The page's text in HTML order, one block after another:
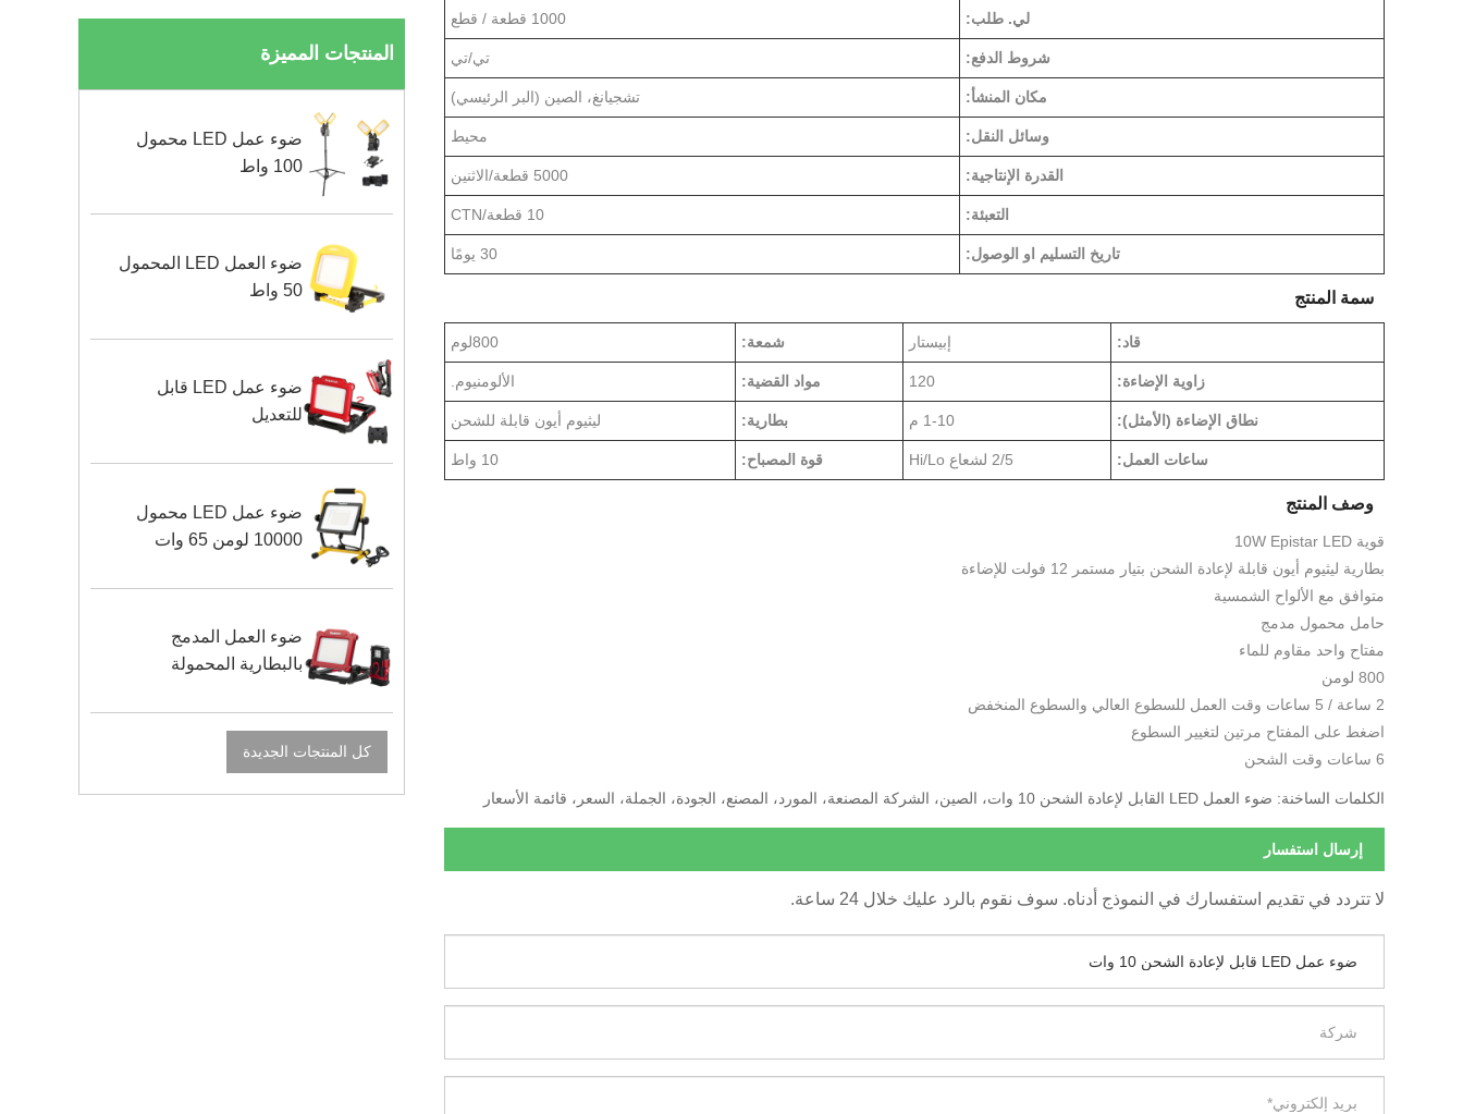
المنتجات المميزة
ضوء عمل LED محمول
100 واط
ضوء العمل LED المحمول
50 واط
ضوء عمل LED قابل
للتعديل
ضوء عمل LED محمول
10000 لومن 65 وات
ضوء العمل المدمج
بالبطارية المحمولة
كل المنتجات الجديدة
لي. طلب: 1000 قطعة / قطع
شروط الدفع: تي/تي
مكان المنشأ: تشجيانغ، الصين (البر الرئيسي)
وسائل النقل: محيط
القدرة الإنتاجية: 5000 قطعة/الاثنين
التعبئة: 10 قطعة/CTN
تاريخ التسليم او الوصول: 30 يومًا
سمة المنتج
قاد: إبيستار شمعة: 800لوم
زاوية الإضاءة: 120 مواد القضية: الألومنيوم.
نطاق الإضاءة (الأمثل): 1-10 م بطارية: ليثيوم أيون قابلة للشحن
ساعات العمل: 2/5 لشعاع Hi/Lo قوة المصباح: 10 واط
وصف المنتج
قوية 10W Epistar LED
بطارية ليثيوم أيون قابلة لإعادة الشحن بتيار مستمر 12 فولت للإضاءة
متوافق مع الألواح الشمسية
حامل محمول مدمج
مفتاح واحد مقاوم للماء
800 لومن
2 ساعة / 5 ساعات وقت العمل للسطوع العالي والسطوع المنخفض
اضغط على المفتاح مرتين لتغيير السطوع
6 ساعات وقت الشحن
الكلمات الساخنة: ضوء العمل LED القابل لإعادة الشحن 10 وات، الصين، الشركة المصنعة، المورد، المصنع، الجودة، الجملة، السعر، قائمة الأسعار
إرسال استفسار
لا تتردد في تقديم استفسارك في النموذج أدناه. سوف نقوم بالرد عليك خلال 24 ساعة.